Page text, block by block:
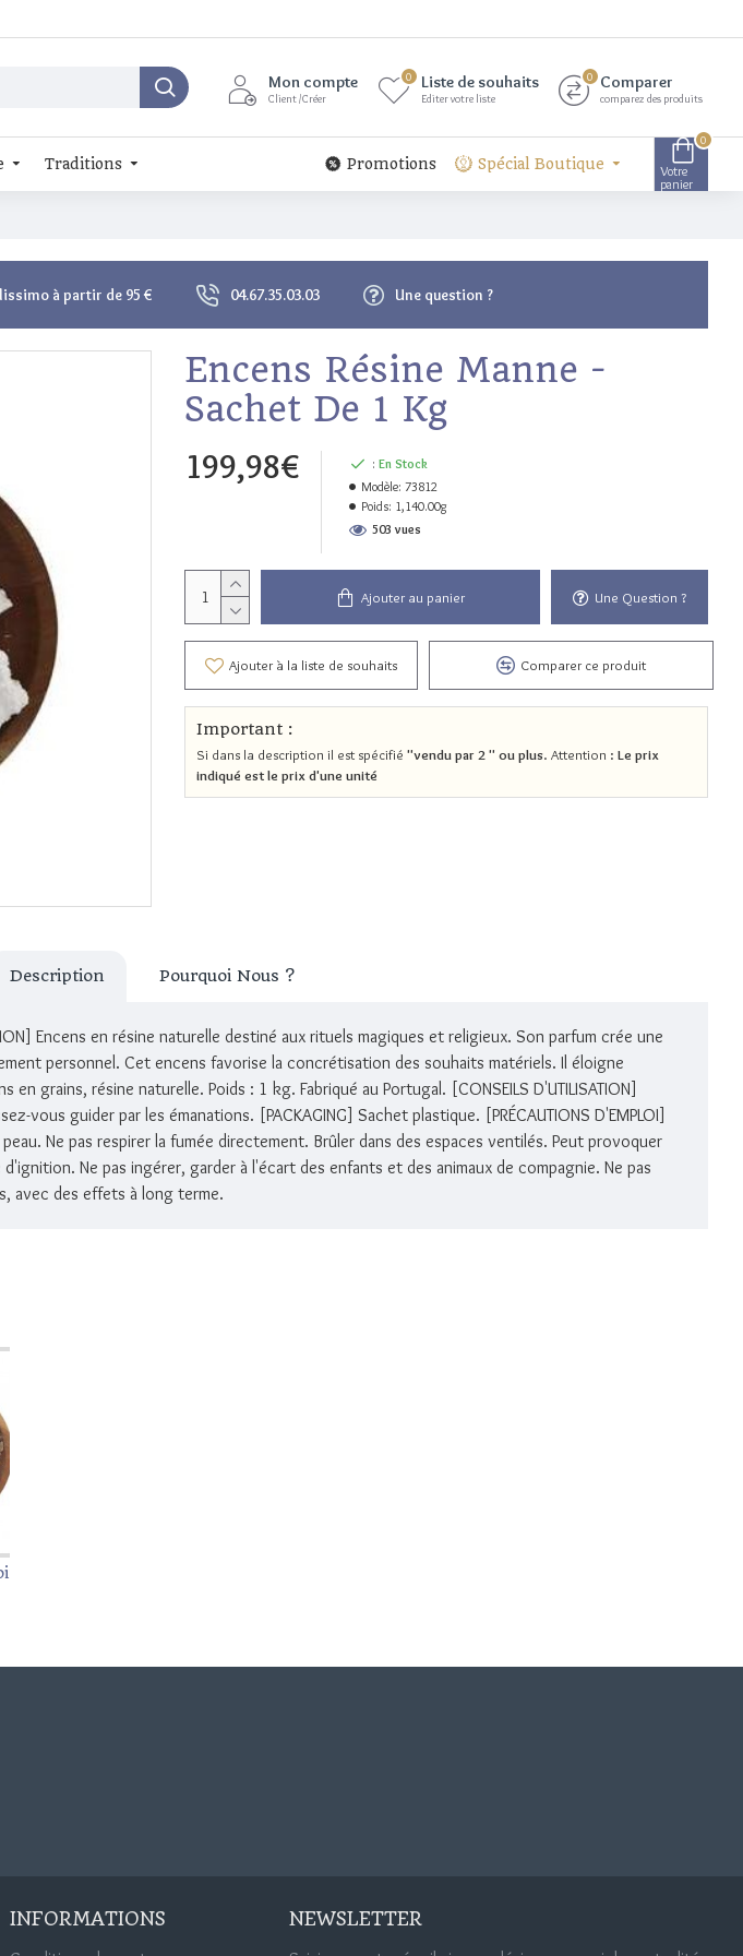
Mon compte
Client /Créer
Liste de souhaits
Editer votre liste
0 Comparer
comparez des produits
0
Traditions Promotions Spécial Boutique
Votre
panier
0
à partir de 95 € 04.67.35.03.03 Une question ?
Encens Résine Manne -
Sachet De 1 Kg
199,98€ : En Stock
Modèle: 73812
Poids: 1,140.00g
503 vues
Ajouter au panier Une Question ?
Ajouter à la liste de souhaits Comparer ce produit
Important :
Si dans la description il est spécifié "vendu par 2 " ou plus. Attention : Le prix
indiqué est le prix d'une unité
Description Pourquoi Nous ?
Encens en résine naturelle destiné aux rituels magiques et religieux. Son parfum crée une
personnel. Cet encens favorise la concrétisation des souhaits matériels. Il éloigne
en grains, résine naturelle. Poids : 1 kg. Fabriqué au Portugal. [CONSEILS D'UTILISATION]
vous guider par les émanations. [PACKAGING] Sachet plastique. [PRÉCAUTIONS D'EMPLOI]
Ne pas respirer la fumée directement. Brûler dans des espaces ventilés. Peut provoquer
Ne pas ingérer, garder à l'écart des enfants et des animaux de compagnie. Ne pas
avec des effets à long terme.
de 1 kg
INFORMATIONS NEWSLETTER